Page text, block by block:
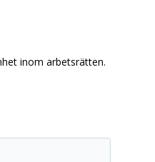
inom arbetsrätten.